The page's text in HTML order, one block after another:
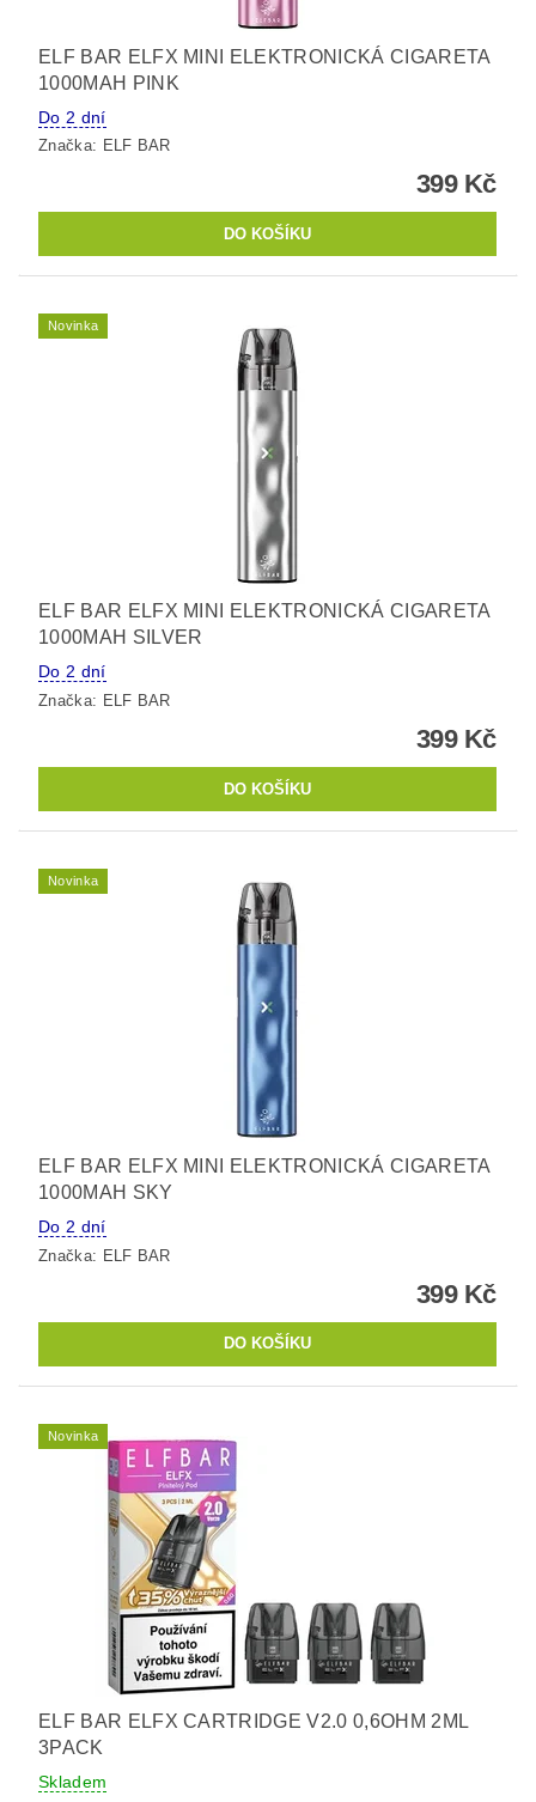
ELF BAR ELFX MINI ELEKTRONICKÁ CIGARETA
1000MAH PINK
Do 2 dní
Značka: ELF BAR
399 Kč
Novinka
ELF BAR ELFX MINI ELEKTRONICKÁ CIGARETA
1000MAH SILVER
Do 2 dní
Značka: ELF BAR
399 Kč
Novinka
ELF BAR ELFX MINI ELEKTRONICKÁ CIGARETA
1000MAH SKY
Do 2 dní
Značka: ELF BAR
399 Kč
Novinka
ELF BAR ELFX CARTRIDGE V2.0 0,6OHM 2ML
3PACK
Skladem